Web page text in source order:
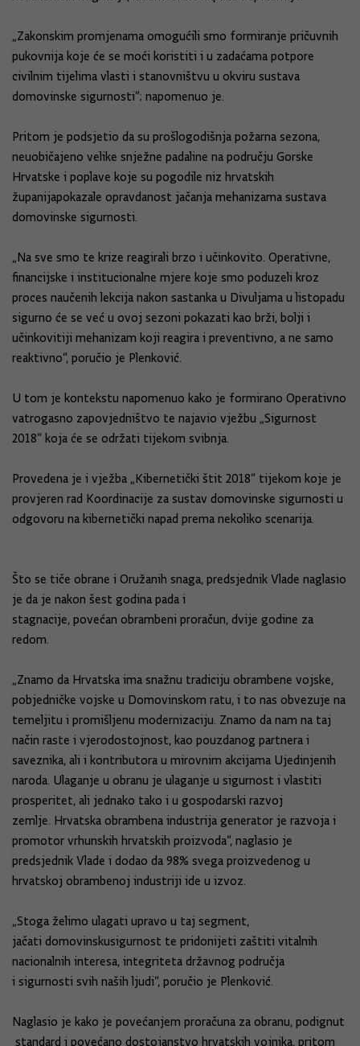
„Zakonskim promjenama omogućili smo formiranje pričuvnih
pukovnija koje će se moći koristiti i u zadaćama potpore
civilnim tijelima vlasti i stanovništvu u okviru sustava
domovinske sigurnosti“; napomenuo je.
Pritom je podsjetio da su prošlogodišnja požarna sezona,
neuobičajeno velike snježne padaline na području Gorske
Hrvatske i poplave koje su pogodile niz hrvatskih
županijapokazale opravdanost jačanja mehanizama sustava
domovinske sigurnosti.
„Na sve smo te krize reagirali brzo i učinkovito. Operativne,
financijske i institucionalne mjere koje smo poduzeli kroz
proces naučenih lekcija nakon sastanka u Divuljama u listopadu
sigurno će se već u ovoj sezoni pokazati kao brži, bolji i
učinkovitiji mehanizam koji reagira i preventivno, a ne samo
reaktivno“, poručio je Plenković.
U tom je kontekstu napomenuo kako je formirano Operativno
vatrogasno zapovjedništvo te najavio vježbu „Sigurnost
2018“ koja će se održati tijekom svibnja.
Provedena je i vježba „Kibernetički štit 2018“ tijekom koje je
provjeren rad Koordinacije za sustav domovinske sigurnosti u
odgovoru na kibernetički napad prema nekoliko scenarija.
Što se tiče obrane i Oružanih snaga, predsjednik Vlade naglasio
je da je nakon šest godina pada i
stagnacije, povećan obrambeni proračun, dvije godine za
redom.
„Znamo da Hrvatska ima snažnu tradiciju obrambene vojske,
pobjedničke vojske u Domovinskom ratu, i to nas obvezuje na
temeljitu i promišljenu modernizaciju. Znamo da nam na taj
način raste i vjerodostojnost, kao pouzdanog partnera i
saveznika, ali i kontributora u mirovnim akcijama Ujedinjenih
naroda. Ulaganje u obranu je ulaganje u sigurnost i vlastiti
prosperitet, ali jednako tako i u gospodarski razvoj
zemlje. Hrvatska obrambena industrija generator je razvoja i
promotor vrhunskih hrvatskih proizvoda“, naglasio je
predsjednik Vlade i dodao da 98% svega proizvedenog u
hrvatskoj obrambenoj industriji ide u izvoz.
„Stoga želimo ulagati upravo u taj segment,
jačati domovinskusigurnost te pridonijeti zaštiti vitalnih
nacionalnih interesa, integriteta državnog područja
i sigurnosti svih naših ljudi“, poručio je Plenković.
Naglasio je kako je povećanjem proračuna za obranu, podignut
standard i povećano dostojanstvo hrvatskih vojnika, pritom